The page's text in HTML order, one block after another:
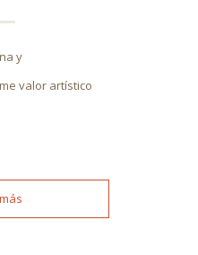
y
valor artístico